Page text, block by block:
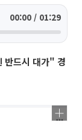
00:00 / 01:29
반드시 대가" 경